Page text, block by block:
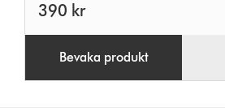
390 kr
Bevaka produkt